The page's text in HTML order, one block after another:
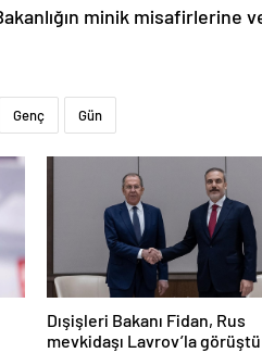
minik misafirlerine
Genç Gün
Dışişleri Bakanı Fidan, Rus
mevkidaşı Lavrov’la görüştü